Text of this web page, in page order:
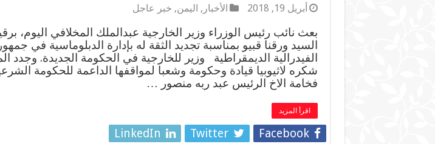
أبريل 19, 2018 الأخبار , اليمن, خبر عاجل
بعث نائب رئيس الوزراء وزير الخارجية عبدالملك المخلافي اليوم،
السيد ورقنا قبيو بمناسبة تجديد الثقة له بإدارة الدبلوماسية في
الفيدرالية الديمقراطية وزير للخارجية في الحكومة الجديدة. وجدد
شكره لاثيوبيا قيادة وحكومة وشعبا لمواقفها الداعمة للحكومة
فخامة الاخ الرئيس عبد ربه منصور …
اقرأ المزيد
Facebook
Twitter
LinkedIn